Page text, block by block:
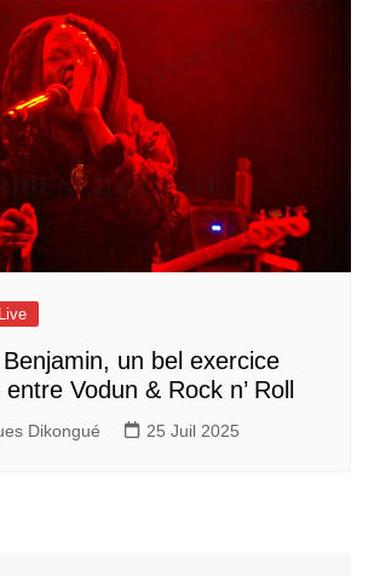
Live
un bel exercice
entre Vodun & Rock n’ Roll
Dikongué 25 Juil 2025